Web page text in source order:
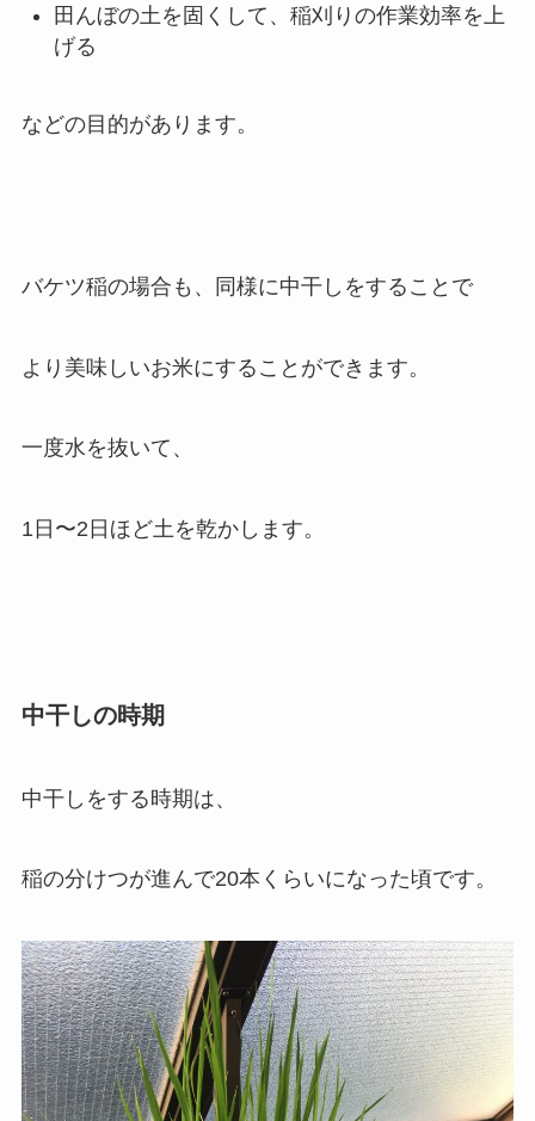
田んぼの土を固くして、稲刈りの作業効率を上
げる
などの目的があります。
バケツ稲の場合も、同様に中干しをすることで
より美味しいお米にすることができます。
一度水を抜いて、
1日〜2日ほど土を乾かします。
中干しの時期
中干しをする時期は、
稲の分けつが進んで20本くらいになった頃です。